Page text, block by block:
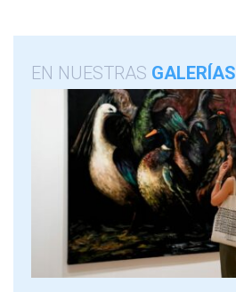
EN NUESTRAS GALERÍAS